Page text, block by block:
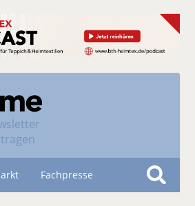
Fachpresse
S